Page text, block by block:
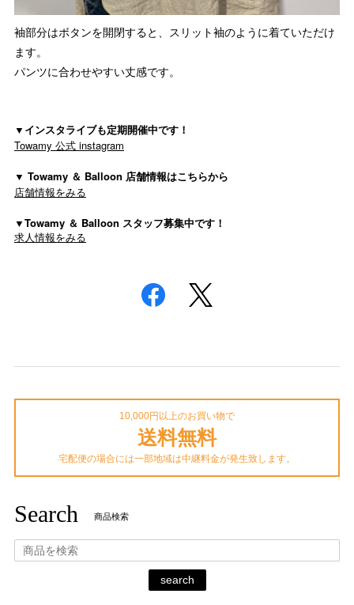
袖部分はボタンを開閉すると、スリット袖のように着ていただけ
ます。
パンツに合わせやすい丈感です。
▼インスタライブも定期開催中です！
Towamy 公式 instagram
▼ Towamy ＆ Balloon 店舗情報はこちらから
店舗情報をみる
▼Towamy ＆ Balloon スタッフ募集中です！
求人情報をみる
10,000円以上のお買い物で
送料無料
宅配便の場合には一部地域は中継料金が発生致します。
Search 商品検索
search